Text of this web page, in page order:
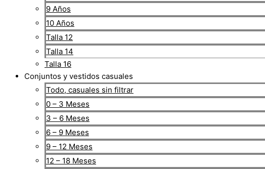
9 Años
10 Años
Talla 12
Talla 14
Talla 16
Conjuntos y vestidos casuales
Todo, casuales sin filtrar
0 – 3 Meses
3 – 6 Meses
6 – 9 Meses
9 – 12 Meses
12 – 18 Meses